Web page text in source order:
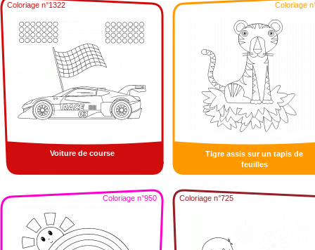
Coloriage n°1322
Voiture de course
Coloriage
Tigre assis sur un tapis de
feuilles
Coloriage n°950 Coloriage n°725